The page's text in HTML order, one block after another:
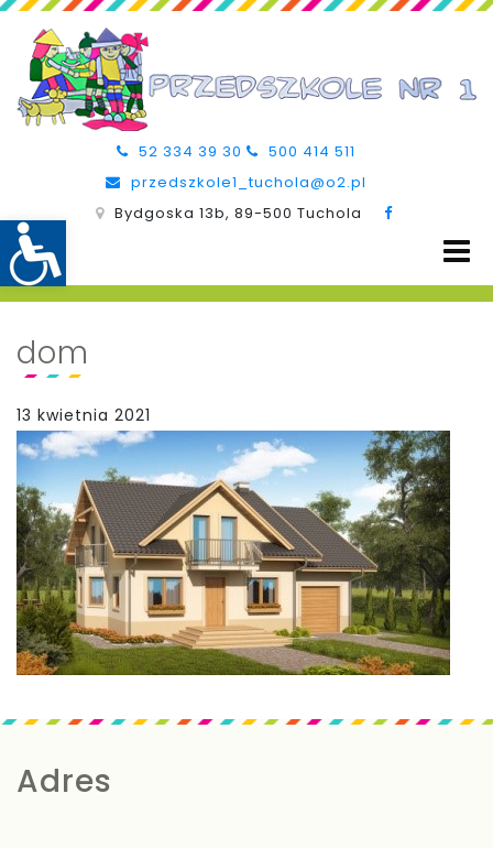
52 334 39 30
500 414 511
przedszkole1_tuchola@o2.pl
Bydgoska 13b, 89-500 Tuchola
dom
13 kwietnia 2021
Adres